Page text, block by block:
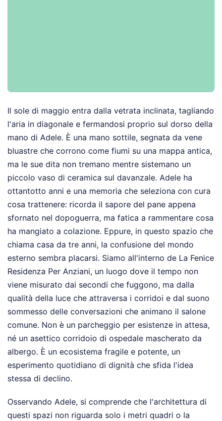
Il sole di maggio entra dalla vetrata inclinata, tagliando
l'aria in diagonale e fermandosi proprio sul dorso della
mano di Adele. È una mano sottile, segnata da vene
bluastre che corrono come fiumi su una mappa antica,
ma le sue dita non tremano mentre sistemano un
piccolo vaso di ceramica sul davanzale. Adele ha
ottantotto anni e una memoria che seleziona con cura
cosa trattenere: ricorda il sapore del pane appena
sfornato nel dopoguerra, ma fatica a rammentare cosa
ha mangiato a colazione. Eppure, in questo spazio che
chiama casa da tre anni, la confusione del mondo
esterno sembra placarsi. Siamo all'interno de La Fenice
Residenza Per Anziani, un luogo dove il tempo non
viene misurato dai secondi che fuggono, ma dalla
qualità della luce che attraversa i corridoi e dal suono
sommesso delle conversazioni che animano il salone
comune. Non è un parcheggio per esistenze in attesa,
né un asettico corridoio di ospedale mascherato da
albergo. È un ecosistema fragile e potente, un
esperimento quotidiano di dignità che sfida l'idea
stessa di declino.
Osservando Adele, si comprende che l'architettura di
questi spazi non riguarda solo i metri quadri o la